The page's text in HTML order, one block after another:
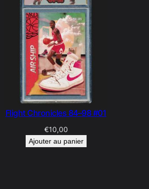
Flight Chronicles 84–98 #01
€10,00
Ajouter au panier